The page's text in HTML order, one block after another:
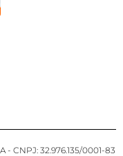
- CNPJ: 32.976.135/0001-83